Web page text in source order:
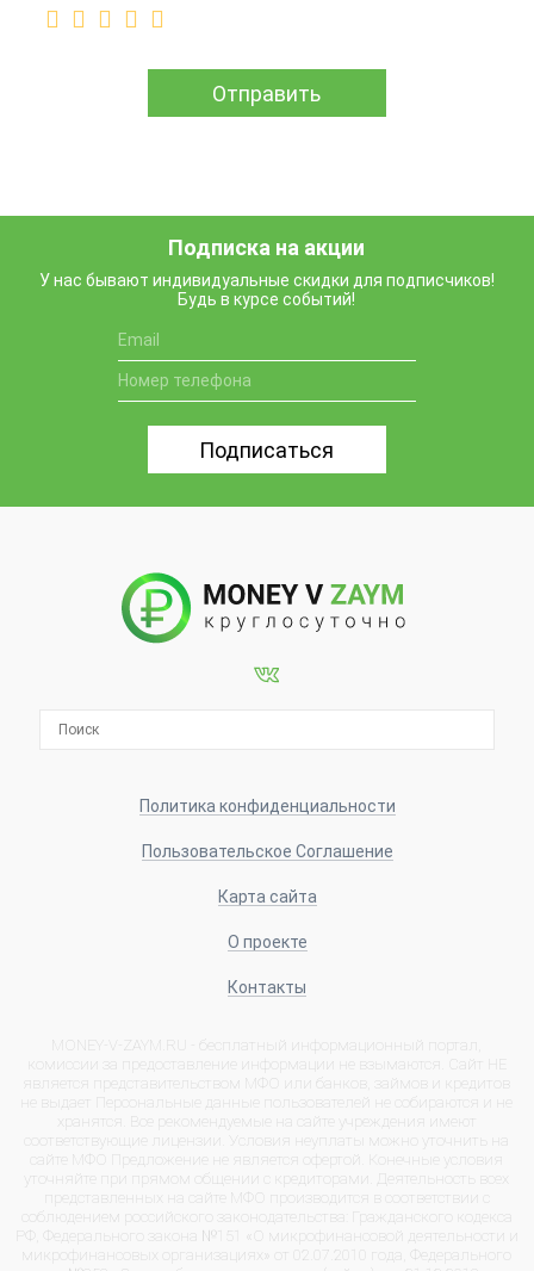
Подписка на акции
У нас бывают индивидуальные скидки для подписчиков!
Будь в курсе событий!
Политика конфиденциальности
Пользовательское Соглашение
Карта сайта
О проекте
Контакты
MONEY-V-ZAYM.RU - бесплатный информационный портал,
комиссии за предоставление информации не взымаются. Сайт НЕ
является представительством МФО или банков, займов и кредитов
не выдает Персональные данные пользователей не собираются и не
хранятся. Все рекомендуемые на сайте учреждения имеют
соответствующие лицензии. Условия неуплаты можно уточнить на
сайте МФО Предложение не является офертой. Конечные условия
уточняйте при прямом общении с кредиторами. Деятельность всех
представленных на сайте МФО производится в соответствии с
соблюдением российского законодательства: Гражданского кодекса
РФ, Федерального закона №151 «О микрофинансовой деятельности и
микрофинансовых организациях» от 02.07.2010 года, Федерального